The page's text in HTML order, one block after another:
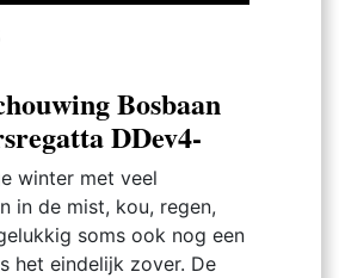
Bosbaan
DDev4-
winter met veel
in de mist, kou, regen,
soms ook nog een
het eindelijk zover. De